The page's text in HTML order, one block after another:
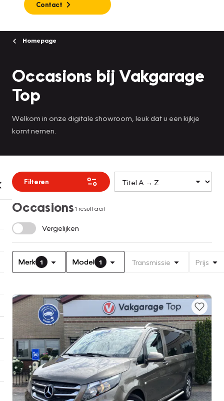
Contact
Homepage
Occasions bij Vakgarage
Top
Welkom in onze digitale showroom, leuk dat u een kijkje
komt nemen.
Filteren
Occasions1 resultaat
Vergelijken
Merk 1 Model 1 Transmissie Prijs